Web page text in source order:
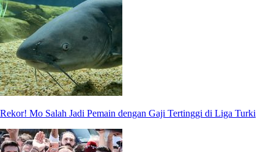
Rekor! Mo Salah Jadi Pemain dengan Gaji Tertinggi di Liga Turki